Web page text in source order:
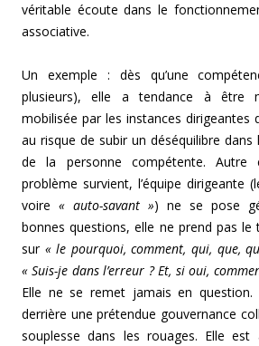
véritable écoute dans le
associative.
Un exemple : dès qu’une
plusieurs), elle a tendance à être
mobilisée par les instances dirigeantes
au risque de subir un déséquilibre dans
de la personne compétente. Autre
problème survient, l’équipe dirigeante
voire « auto-savant ») ne se pose
bonnes questions, elle ne prend pas le
sur « le pourquoi, comment, qui, que,
« Suis-je dans l’erreur ? Et, si oui,
Elle ne se remet jamais en
derrière une prétendue gouvernance
souplesse dans les rouages. Elle est